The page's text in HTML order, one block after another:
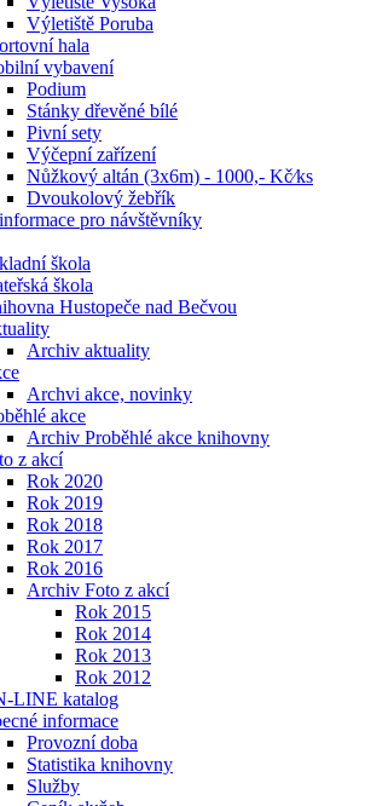
Výletiště Poruba
hala
vybavení
Podium
Stánky dřevěné bílé
Pivní sety
Výčepní zařízení
Nůžkový altán (3x6m) - 1000,- Kč⁄ks
Dvoukolový žebřík
pro návštěvníky
škola
škola
Hustopeče nad Bečvou
Archiv aktuality
Archvi akce, novinky
akce
Archiv Proběhlé akce knihovny
z akcí
Rok 2020
Rok 2019
Rok 2018
Rok 2017
Rok 2016
Archiv Foto z akcí
Rok 2015
Rok 2014
Rok 2013
Rok 2012
LINE katalog
informace
Provozní doba
Statistika knihovny
Služby